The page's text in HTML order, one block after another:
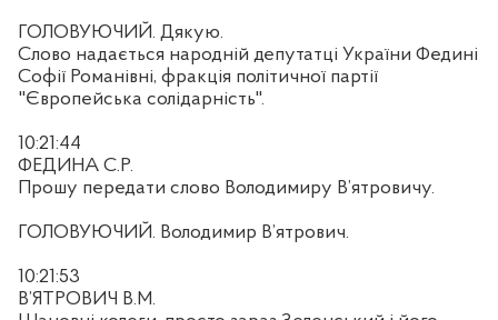
ГОЛОВУЮЧИЙ. Дякую.
Слово надається народній депутатці України Федині
Софії Романівні, фракція політичної партії
"Європейська солідарність".
10:21:44
ФЕДИНА С.Р.
Прошу передати слово Володимиру В’ятровичу.
ГОЛОВУЮЧИЙ. Володимир В’ятрович.
10:21:53
В’ЯТРОВИЧ В.М.